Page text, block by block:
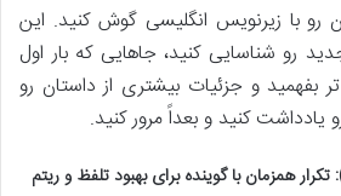
رو با زیرنویس انگلیسی گوش کنید. این
رو شناسایی کنید، جاهایی که بار اول
بفهمید و جزئیات بیشتری از داستان رو
کنید و بعداً مرور کنید.